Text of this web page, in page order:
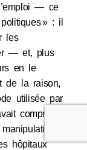
— ce
» : il
les
— et, plus
en le
de la raison,
utilisée par
compris
hôpitaux